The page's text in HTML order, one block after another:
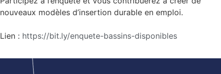
nouveaux modèles d’insertion durable en emploi.
Lien : https://bit.ly/enquete-bassins-disponibles